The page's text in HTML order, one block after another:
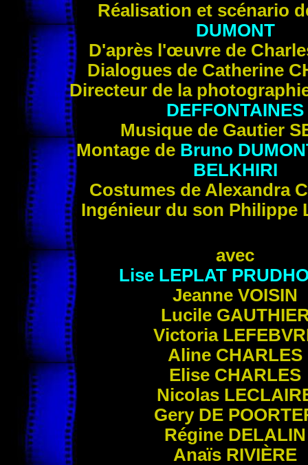
Réalisation et scénario
DUMONT
D'après l'œuvre de
Dialogues de Catherine
Directeur de la
DEFFONTAINES
Musique de Gautier
Montage de Bruno
BELKHIRI
Costumes de Alexandra
Ingénieur du son Philippe
avec
Lise LEPLAT
Jeanne VOISIN
Lucile
Victoria
Aline CHARLES
Elise CHARLES
Nicolas
Gery DE
Régine DELALIN
Anaïs RIVIÈRE